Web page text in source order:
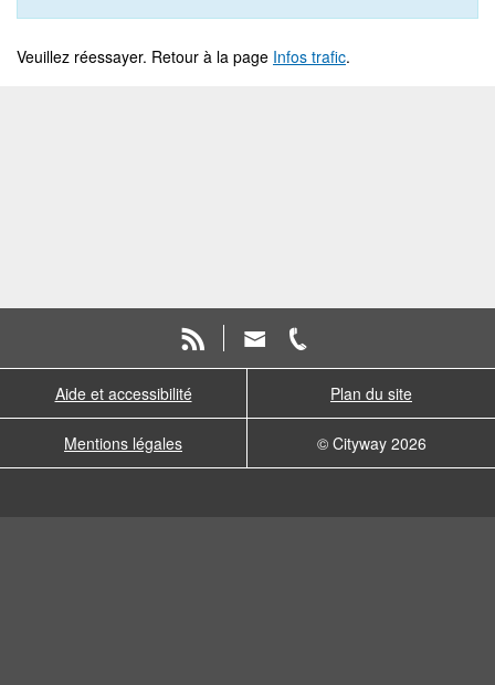
Veuillez réessayer. Retour à la page Infos trafic.
Aide et accessibilité Plan du site
Mentions légales © Cityway 2026